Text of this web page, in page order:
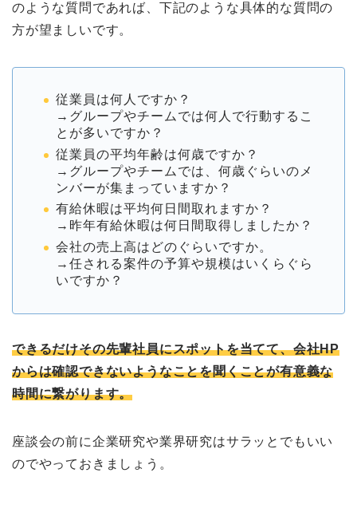
のような質問であれば、下記のような具体的な質問の
方が望ましいです。
従業員は何人ですか？
→グループやチームでは何人で行動するこ
とが多いですか？
従業員の平均年齢は何歳ですか？
→グループやチームでは、何歳ぐらいのメ
ンバーが集まっていますか？
有給休暇は平均何日間取れますか？
→昨年有給休暇は何日間取得しましたか？
会社の売上高はどのぐらいですか。
→任される案件の予算や規模はいくらぐら
いですか？
できるだけその先輩社員にスポットを当てて、会社HP
からは確認できないようなことを聞くことが有意義な
時間に繋がります。
座談会の前に企業研究や業界研究はサラッとでもいい
のでやっておきましょう。